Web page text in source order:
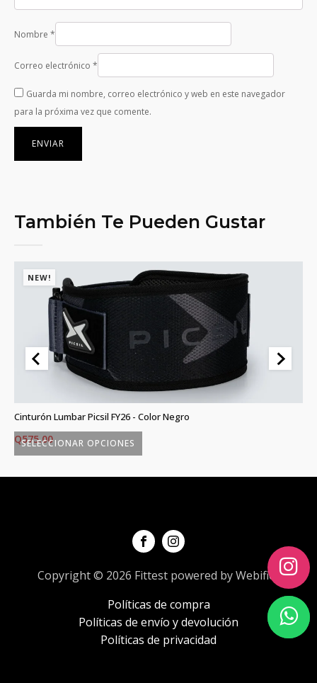
Nombre *
Correo electrónico *
Guarda mi nombre, correo electrónico y web en este navegador
para la próxima vez que comente.
También Te Pueden Gustar
NEW!
SELECCIONAR OPCIONES
producto
opciones
Cinturón Lumbar Picsil FY26 - Color Negro
Q575.00
Copyright © 2026 Fittest powered by Webifica
Políticas de compra
Políticas de envío y devolución
Políticas de privacidad